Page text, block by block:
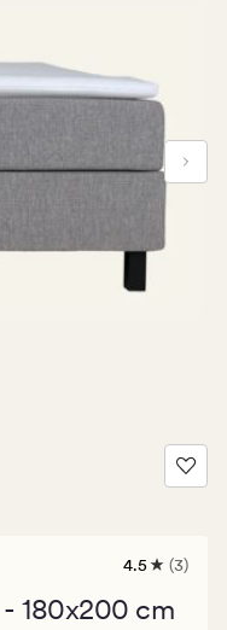
3
keskmise
4.5 (3)
180x200 cm